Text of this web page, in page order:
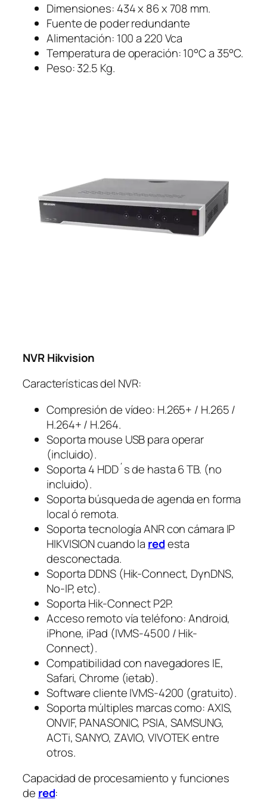
Dimensiones: 434 x 86 x 708 mm.
Fuente de poder redundante
Alimentación: 100 a 220 Vca
Temperatura de operación: 10°C a 35°C.
Peso: 32.5 Kg.
NVR Hikvision
Características del NVR:
Compresión de vídeo: H.265+ / H.265 /
H.264+ / H.264.
Soporta mouse USB para operar
(incluido).
Soporta 4 HDD´s de hasta 6 TB. (no
incluido).
Soporta búsqueda de agenda en forma
local ó remota.
Soporta tecnología ANR con cámara IP
HIKVISION cuando la redesta
desconectada.
Soporta DDNS (Hik-Connect, DynDNS,
No-IP, etc).
Soporta Hik-Connect P2P.
Acceso remoto vía teléfono: Android,
iPhone, iPad (IVMS-4500 / Hik-
Connect).
Compatibilidad con navegadores IE,
Safari, Chrome (ietab).
Software cliente IVMS-4200 (gratuito).
Soporta múltiples marcas como: AXIS,
ONVIF, PANASONIC, PSIA, SAMSUNG,
ACTi, SANYO, ZAVIO, VIVOTEK entre
otros.
Capacidad de procesamiento y funciones
de red: